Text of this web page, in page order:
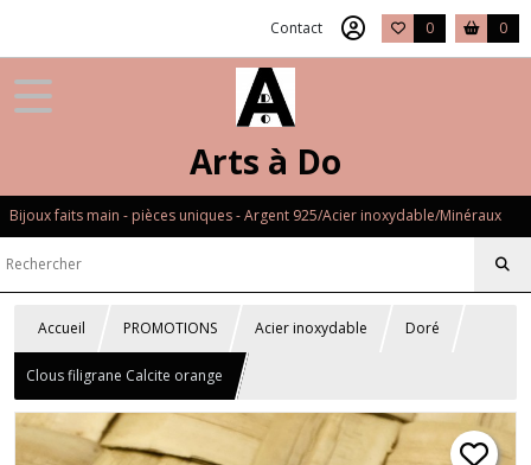
Contact 0 0
Arts à Do
Bijoux faits main - pièces uniques - Argent 925/Acier inoxydable/Minéraux
Accueil PROMOTIONS Acier inoxydable Doré
Clous filigrane Calcite orange